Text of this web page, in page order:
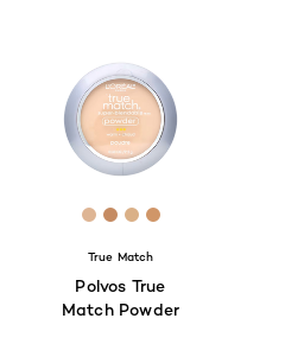
[Color]: #DEB594
[Color]: #C58B62
[Color]: #DAB087
[Color]: #D09668
True Match
Polvos True
Match Powder